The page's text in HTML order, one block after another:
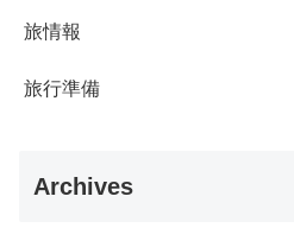
旅情報
旅行準備
Archives